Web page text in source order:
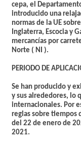
cepa, el
introducido una
normas de la UE
Inglaterra, Escocia y
mercancías por
Norte ( NI ).
PERIODO DE
Se han producido y
y sus alrededores, lo
internacionales. Por
reglas sobre tiempos
del 22 de enero de
2021.